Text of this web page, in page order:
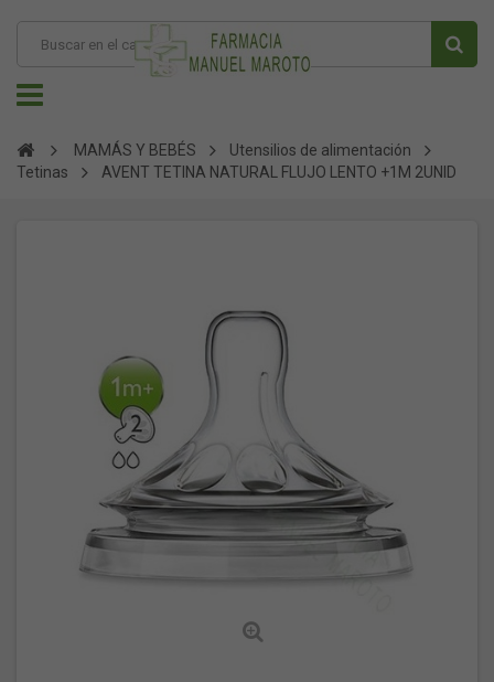
MAMÁS Y BEBÉS
Utensilios de alimentación
Tetinas
AVENT TETINA NATURAL FLUJO LENTO +1M 2UNID